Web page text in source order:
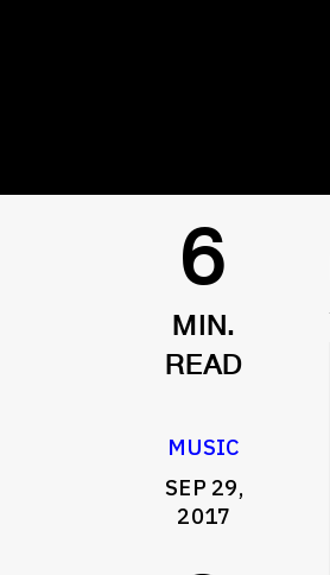
6
MIN.
READ
MUSIC
SEP 29,
2017